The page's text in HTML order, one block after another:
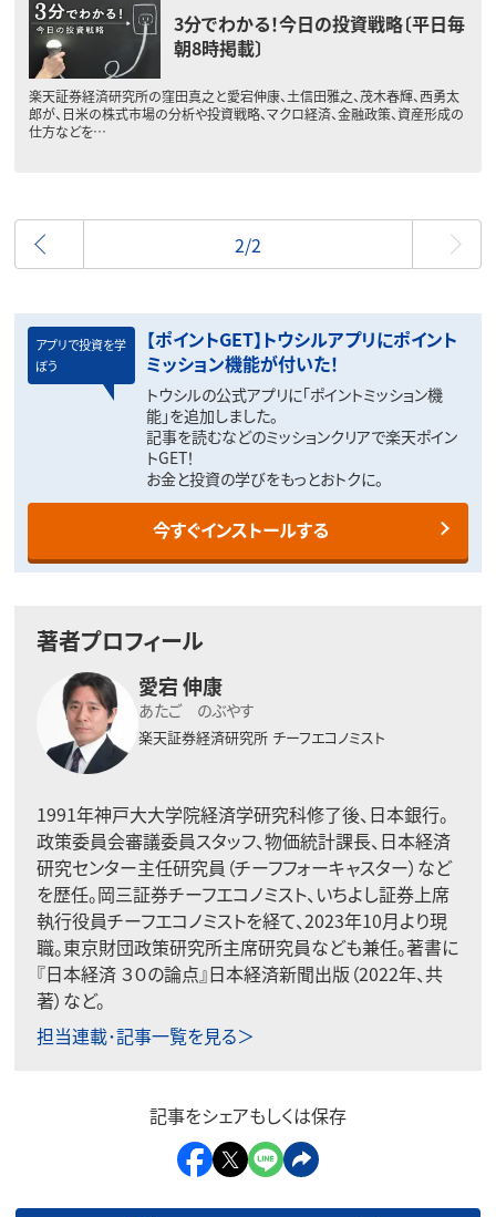
3分でわかる！今日の投資戦略〔平日毎
朝8時掲載〕
楽天証券経済研究所の窪田真之と愛宕伸康、土信田雅之、茂木春輝、西勇太
郎が、日米の株式市場の分析や投資戦略、マクロ経済、金融政策、資産形成の
仕方などを…
前へ
2/2
アプリで投資を学
ぼう
【ポイントGET】トウシルアプリにポイント
ミッション機能が付いた！
トウシルの公式アプリに「ポイントミッション機
能」を追加しました。
記事を読むなどのミッションクリアで楽天ポイン
トGET！
お金と投資の学びをもっとおトクに。
今すぐインストールする
著者プロフィール
愛宕 伸康
あたご のぶやす
楽天証券経済研究所 チーフエコノミスト
1991年神戸大大学院経済学研究科修了後、日本銀行。
政策委員会審議委員スタッフ、物価統計課長、日本経済
研究センター主任研究員（チーフフォーキャスター）など
を歴任。岡三証券チーフエコノミスト、いちよし証券上席
執行役員チーフエコノミストを経て、2023年10月より現
職。東京財団政策研究所主席研究員なども兼任。著書に
『日本経済 ３０の論点』日本経済新聞出版（2022年、共
著）など。
担当連載･記事一覧を見る＞
記事をシェアもしくは保存